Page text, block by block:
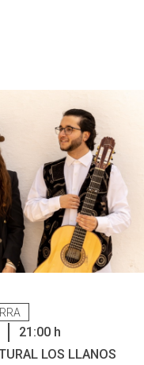
21:00 h
LOS LLANOS